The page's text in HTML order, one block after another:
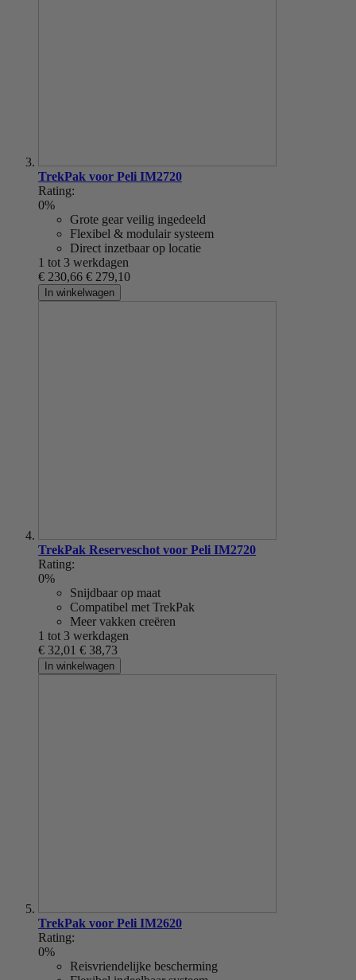
TrekPak voor Peli IM2720
Rating:
0%
Grote gear veilig ingedeeld
Flexibel & modulair systeem
Direct inzetbaar op locatie
1 tot 3 werkdagen
€ 230,66 € 279,10
In winkelwagen
TrekPak Reserveschot voor Peli IM2720
Rating:
0%
Snijdbaar op maat
Compatibel met TrekPak
Meer vakken creëren
1 tot 3 werkdagen
€ 32,01 € 38,73
In winkelwagen
TrekPak voor Peli IM2620
Rating:
0%
Reisvriendelijke bescherming